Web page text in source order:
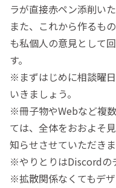
ラが直接赤ペン添削いた
また、これから作るも
も私個人の意見として
す。
※まずはじめに相談曜
いきましょう。
※冊子物やWebなど複
ては、全体をおおよそ
知らせさせていただきま
※やりとりはDiscordの
※拡散関係なくてもデ